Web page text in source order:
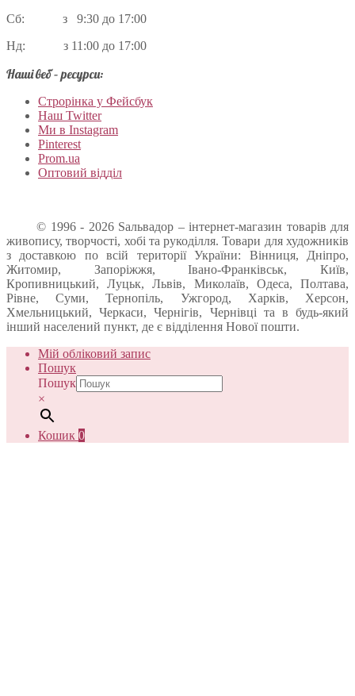
Сб: з 9:30 до 17:00
Нд: з 11:00 до 17:00
Наші веб – ресурси:
Строрінка у Фейсбук
Наш Twitter
Ми в Instagram
Pinterest
Prom.ua
Оптовий відділ
© 1996 - 2026 Sальвадор – інтернет-магазин товарів для
живопису, творчості, хобі та рукоділля. Товари для художників
з доставкою по всій території України: Вінниця, Дніпро,
Житомир, Запоріжжя, Івано-Франківськ, Київ,
Кропивницький, Луцьк, Львів, Миколаїв, Одеса, Полтава,
Рівне, Суми, Тернопіль, Ужгород, Харків, Херсон,
Хмельницький, Черкаси, Чернігів, Чернівці та в будь-який
інший населений пункт, де є відділення Нової пошти.
Мій обліковий запис
Пошук
Пошук
×
Кошик 0